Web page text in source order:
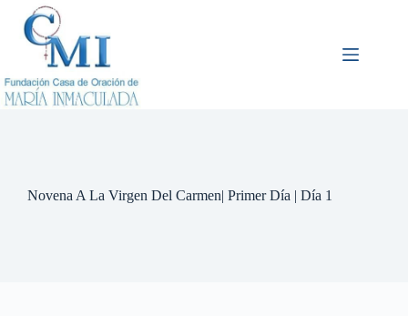
contenido
Novena A La Virgen Del Carmen| Primer Día | Día 1